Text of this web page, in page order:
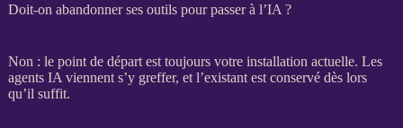
Doit-on abandonner ses outils pour passer à l’IA ?
Non : le point de départ est toujours votre installation actuelle. Les
agents IA viennent s’y greffer, et l’existant est conservé dès lors
qu’il suffit.